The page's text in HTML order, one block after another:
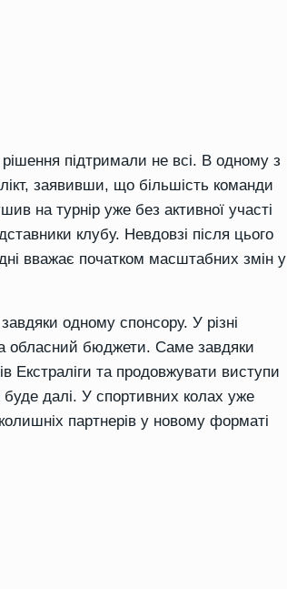
підтримали не всі. В одному з
заявивши, що більшість команди
на турнір уже без активної участі
клубу. Невдовзі після цього
вважає початком масштабних змін у
одному спонсору. У різні
обласний бюджети. Саме завдяки
Екстраліги та продовжувати виступи
далі. У спортивних колах уже
партнерів у новому форматі